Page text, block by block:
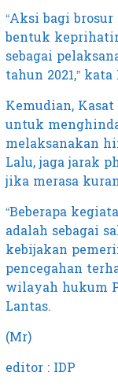
“Aksi bagi
bentuk
sebagai
tahun 2021,”
Kemudian,
untuk
melaksanakan
Lalu, jaga jarak
jika merasa
“Beberapa
adalah sebagai
kebijakan
pencegahan
wilayah hukum
Lantas.
(Mr)
editor : IDP